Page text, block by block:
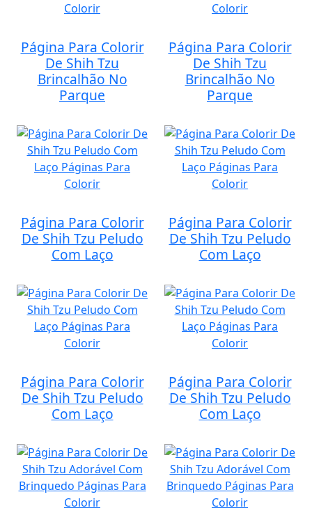
Página Para Colorir
De Shih Tzu
Brincalhão No
Parque
Página Para Colorir
De Shih Tzu
Brincalhão No
Parque
Página Para Colorir
De Shih Tzu Peludo
Com Laço
Página Para Colorir
De Shih Tzu Peludo
Com Laço
Página Para Colorir
De Shih Tzu Peludo
Com Laço
Página Para Colorir
De Shih Tzu Peludo
Com Laço